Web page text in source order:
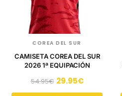
COREA DEL SUR
CAMISETA COREA DEL SUR
2026 1ª EQUIPACIÓN
54.95€ 29.95€